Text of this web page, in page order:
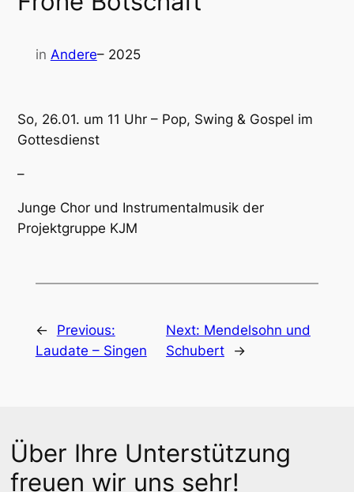
in Andere– 2025
So, 26.01. um 11 Uhr – Pop, Swing & Gospel im
Gottesdienst
–
Junge Chor und Instrumentalmusik der
Projektgruppe KJM
←
Previous:
Laudate – Singen
Next: Mendelsohn und
Schubert
→
Über Ihre Unterstützung
freuen wir uns sehr!